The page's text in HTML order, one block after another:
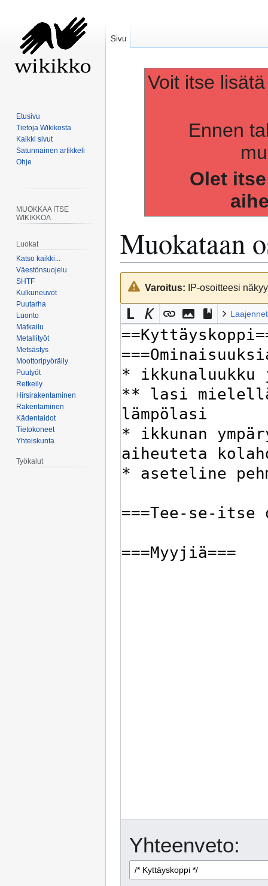
Voit itse
Ennen
Olet
Muokataan
Siirry
navigaatioon
Siirry
hakuunVaroitus: IP-osoitteesi
Yhteenveto:
Sivu
Etusivu
Tietoja Wikikosta
Kaikki sivut
Satunnainen artikkeli
Ohje
MUOKKAA ITSE
WIKIKKOA
Luokat
Katso kaikki...
Väestönsuojelu
SHTF
Kulkuneuvot
Puutarha
Luonto
Matkailu
Metallityöt
Metsästys
Moottoripyöräily
Puutyöt
Retkeily
Hirsirakentaminen
Rakentaminen
Kädentaidot
Tietokoneet
Yhteiskunta
Työkalut